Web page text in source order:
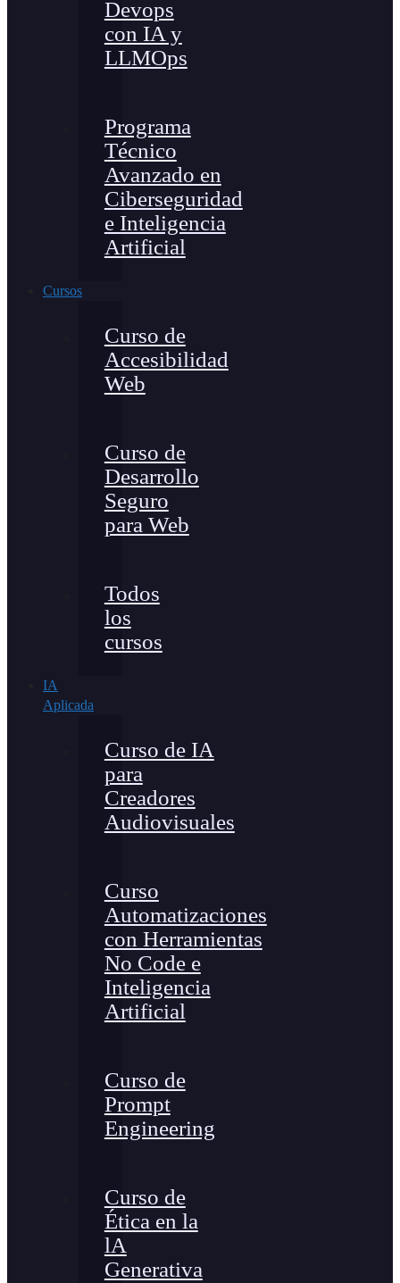
Devops
con IA y
LLMOps
Programa
Técnico
Avanzado en
Ciberseguridad
e Inteligencia
Artificial
Cursos
Curso de
Accesibilidad
Web
Curso de
Desarrollo
Seguro
para Web
Todos
los
cursos
IA
Aplicada
Curso de IA
para
Creadores
Audiovisuales
Curso
Automatizaciones
con Herramientas
No Code e
Inteligencia
Artificial
Curso de
Prompt
Engineering
Curso de
Ética en la
lA
Generativa